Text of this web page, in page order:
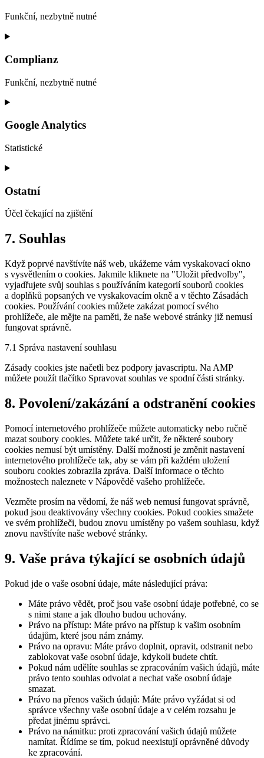
Funkční, nezbytně nutné
Consent
service
wordpress
Complianz
Funkční, nezbytně nutné
Consent
service
complianz
Google Analytics
Statistické
Consent
service
analytics
Ostatní
Účel čekající na zjištění
Consent
to
ostatní
7. Souhlas
Když poprvé navštívíte náš web, ukážeme vám vyskakovací okno
s vysvětlením o cookies. Jakmile kliknete na "Uložit předvolby",
vyjadřujete svůj souhlas s používáním kategorií souborů cookies
a doplňků popsaných ve vyskakovacím okně a v těchto Zásadách
cookies. Používání cookies můžete zakázat pomocí svého
prohlížeče, ale mějte na paměti, že naše webové stránky již nemusí
fungovat správně.
7.1 Správa nastavení souhlasu
Zásady cookies jste načetli bez podpory javascriptu. Na AMP
můžete použít tlačítko Spravovat souhlas ve spodní části stránky.
8. Povolení/zakázání a odstranění cookies
Pomocí internetového prohlížeče můžete automaticky nebo ručně
mazat soubory cookies. Můžete také určit, že některé soubory
cookies nemusí být umístěny. Další možností je změnit nastavení
internetového prohlížeče tak, aby se vám při každém uložení
souboru cookies zobrazila zpráva. Další informace o těchto
možnostech naleznete v Nápovědě vašeho prohlížeče.
Vezměte prosím na vědomí, že náš web nemusí fungovat správně,
pokud jsou deaktivovány všechny cookies. Pokud cookies smažete
ve svém prohlížeči, budou znovu umístěny po vašem souhlasu, když
znovu navštívíte naše webové stránky.
9. Vaše práva týkající se osobních údajů
Pokud jde o vaše osobní údaje, máte následující práva:
Máte právo vědět, proč jsou vaše osobní údaje potřebné, co se
s nimi stane a jak dlouho budou uchovány.
Právo na přístup: Máte právo na přístup k vašim osobním
údajům, které jsou nám známy.
Právo na opravu: Máte právo doplnit, opravit, odstranit nebo
zablokovat vaše osobní údaje, kdykoli budete chtít.
Pokud nám udělíte souhlas se zpracováním vašich údajů, máte
právo tento souhlas odvolat a nechat vaše osobní údaje
smazat.
Právo na přenos vašich údajů: Máte právo vyžádat si od
správce všechny vaše osobní údaje a v celém rozsahu je
předat jinému správci.
Právo na námitku: proti zpracování vašich údajů můžete
namítat. Řídíme se tím, pokud neexistují oprávněné důvody
ke zpracování.